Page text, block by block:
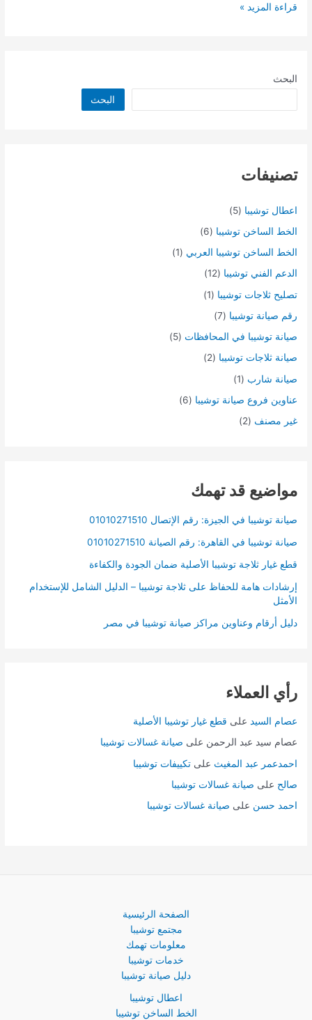
قراءة المزيد »
البحث
البحث
تصنيفات
اعطال توشيبا (5)
الخط الساخن توشيبا (6)
الخط الساخن توشيبا العربي (1)
الدعم الفني توشيبا (12)
تصليح ثلاجات توشيبا (1)
رقم صيانة توشيبا (7)
صيانة توشيبا في المحافظات (5)
صيانة ثلاجات توشيبا (2)
صيانة شارب (1)
عناوين فروع صيانة توشيبا (6)
غير مصنف (2)
مواضيع قد تهمك
صيانة توشيبا في الجيزة: رقم الإتصال 01010271510
صيانة توشيبا في القاهرة: رقم الصيانة 01010271510
قطع غيار ثلاجة توشيبا الأصلية ضمان الجودة والكفاءة
إرشادات هامة للحفاظ على ثلاجة توشيبا – الدليل الشامل للإستخدام
الأمثل
دليل أرقام وعناوين مراكز صيانة توشيبا في مصر
رأي العملاء
عصام السيد على قطع غيار توشيبا الأصلية
عصام سيد عبد الرحمن على صيانة غسالات توشيبا
احمدعمر عبد المغيث علىتكييفات توشيبا
صالح على صيانة غسالات توشيبا
احمد حسن على صيانة غسالات توشيبا
الصفحة الرئيسية
مجتمع توشيبا
معلومات تهمك
خدمات توشيبا
دليل صيانة توشيبا
اعطال توشيبا
الخط الساخن توشيبا